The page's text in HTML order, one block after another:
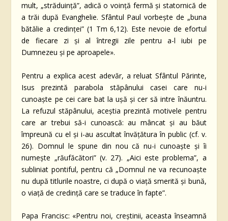
mult, „străduință”, adică o voință fermă și statornică de
a trăi după Evanghelie. Sfântul Paul vorbește de „buna
bătălie a credinței” (1 Tm 6,12). Este nevoie de efortul
de fiecare zi și al întregii zile pentru a-l iubi pe
Dumnezeu și pe aproapele».
Pentru a explica acest adevăr, a reluat Sfântul Părinte,
Isus prezintă parabola stăpânului casei care nu-i
cunoaște pe cei care bat la ușă și cer să intre înăuntru.
La refuzul stăpânului, aceștia prezintă motivele pentru
care ar trebui să-i cunoască: au mâncat și au băut
împreună cu el și i-au ascultat învățătura în public (cf. v.
26). Domnul le spune din nou că nu-i cunoaște și îi
numește „răufăcători” (v. 27). „Aici este problema”, a
subliniat pontiful, pentru că „Domnul ne va recunoaște
nu după titlurile noastre, ci după o viață smerită și bună,
o viață de credință care se traduce în fapte”.
Papa Francisc: «Pentru noi, creștinii, aceasta înseamnă